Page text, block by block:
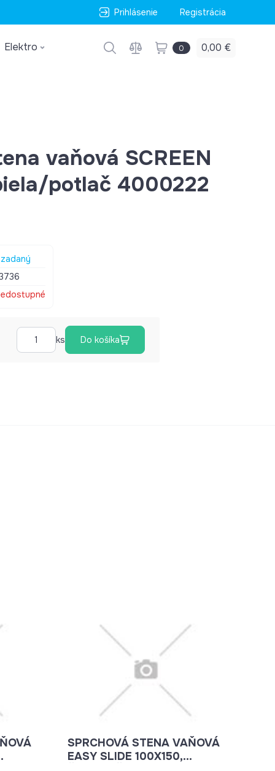
Prihlásenie Registrácia
Elektro 0 0,00 €
vaňová SCREEN
potlač 4000222
ks Do košíka
SPRCHOVÁ STENA VAŇOVÁ
EASY SLIDE 100X150,